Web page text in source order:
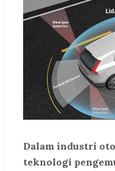
Dalam industri
teknologi